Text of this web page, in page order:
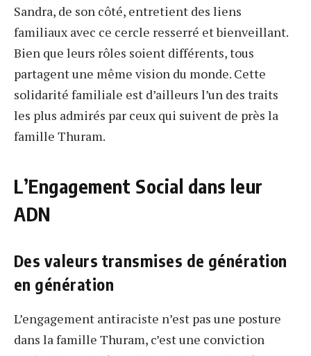
Sandra, de son côté, entretient des liens
familiaux avec ce cercle resserré et bienveillant.
Bien que leurs rôles soient différents, tous
partagent une même vision du monde. Cette
solidarité familiale est d’ailleurs l’un des traits
les plus admirés par ceux qui suivent de près la
famille Thuram.
L’Engagement Social dans leur
ADN
Des valeurs transmises de génération
en génération
L’engagement antiraciste n’est pas une posture
dans la famille Thuram, c’est une conviction